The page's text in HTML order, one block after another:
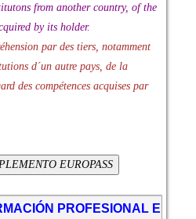
from another country, of the
by its holder.
par des tiers, notamment
d´un autre pays, de la
des compétences acquises par
PROFESIONAL EN